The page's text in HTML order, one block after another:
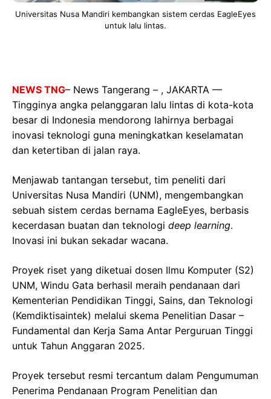
Universitas Nusa Mandiri kembangkan sistem cerdas EagleEyes
untuk lalu lintas.
NEWS TNG– News Tangerang – , JAKARTA —
Tingginya angka pelanggaran lalu lintas di kota-kota
besar di Indonesia mendorong lahirnya berbagai
inovasi teknologi guna meningkatkan keselamatan
dan ketertiban di jalan raya.
Menjawab tantangan tersebut, tim peneliti dari
Universitas Nusa Mandiri (UNM), mengembangkan
sebuah sistem cerdas bernama EagleEyes, berbasis
kecerdasan buatan dan teknologi deep learning.
Inovasi ini bukan sekadar wacana.
Proyek riset yang diketuai dosen Ilmu Komputer (S2)
UNM, Windu Gata berhasil meraih pendanaan dari
Kementerian Pendidikan Tinggi, Sains, dan Teknologi
(Kemdiktisaintek) melalui skema Penelitian Dasar –
Fundamental dan Kerja Sama Antar Perguruan Tinggi
untuk Tahun Anggaran 2025.
Proyek tersebut resmi tercantum dalam Pengumuman
Penerima Pendanaan Program Penelitian dan